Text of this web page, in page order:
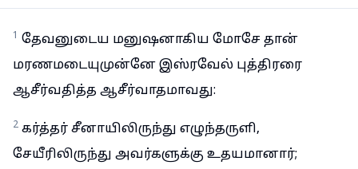
1 தேவனுடைய மனுஷனாகிய மோசே தான்
மரணமடையுமுன்னே இஸ்ரவேல் புத்திரரை
ஆசீர்வதித்த ஆசீர்வாதமாவது:
2 கர்த்தர் சீனாயிலிருந்து எழுந்தருளி,
சேயீரிலிருந்து அவர்களுக்கு உதயமானார்;